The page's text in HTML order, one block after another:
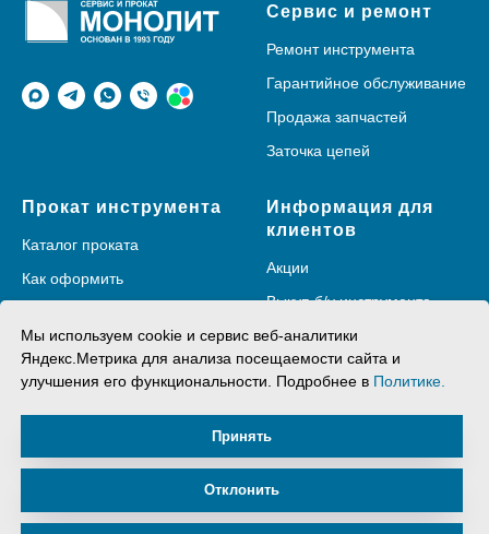
Мы используем cookie и сервис веб-аналитики
Яндекс.Метрика для анализа посещаемости сайта и
улучшения его функциональности. Подробнее в Политике.
Принять
Отклонить
Сервис и ремонт
Ремонт инструмента
Гарантийное обслуживание
Продажа запчастей
Заточка цепей
Прокат инструмента
Каталог проката
Как оформить
Информация для
клиентов
Акции
Выкуп б/у инструмента
О компании